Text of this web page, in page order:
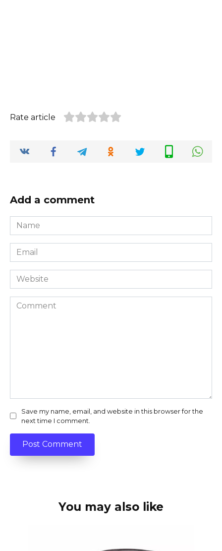
Rate article
Add a comment
Name
*
Email
*
Website
Comment
Save my name, email, and website in this browser for the
next time I comment.
You may also like